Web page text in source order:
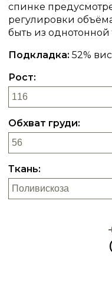
спинке
регулировки
быть из однотонной
Подкладка: 52%
Рост:
Обхват груди:
Ткань: